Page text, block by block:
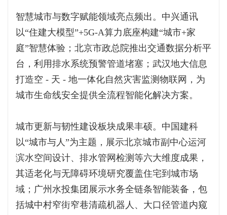
智慧城市与数字赋能领域亮点频出。中兴通讯
以“住建大模型”+5G-A算力底座构建“城市+家
庭”智慧体验；北京市政总院推出交通数据分析平
台，利用排水系统预警管道堵塞；武汉地大信息
打造空 - 天 - 地一体化自然灾害监测物联网，为
城市生命线安全提供全流程智能化解决方案。
城市更新与韧性建设板块成果丰硕。中国建科
以“城市与人”为主题，展示北京城市副中心运河
滨水空间设计、排水管网检测等六大维度成果，
其适老化与无障碍环境研究覆盖住宅到城市场
域；广州水投集团展示水务全链条智能装备，包
括城中村窄街窄巷清疏机器人、大口径管道内窥